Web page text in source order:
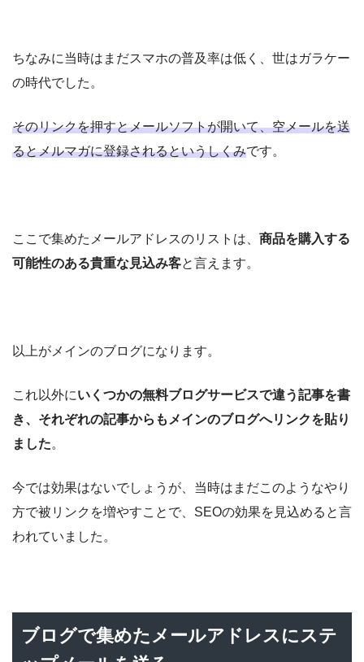
ちなみに当時はまだスマホの普及率は低く、世はガラケー
の時代でした。
そのリンクを押すとメールソフトが開いて、空メールを送
るとメルマガに登録されるというしくみです。
ここで集めたメールアドレスのリストは、 商品を購入する
可能性のある貴重な見込み客と言えます。
以上がメインのブログになります。
これ以外にいくつかの無料ブログサービスで違う記事を書
き、それぞれの記事からもメインのブログへリンクを貼り
ました。
今では効果はないでしょうが、当時はまだこのようなやり
方で被リンクを増やすことで、SEOの効果を見込めると言
われていました。
ブログで集めたメールアドレスにステ